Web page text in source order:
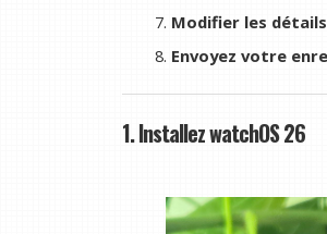
Modifier les
Envoyez votre
1. Installez watchOS 26